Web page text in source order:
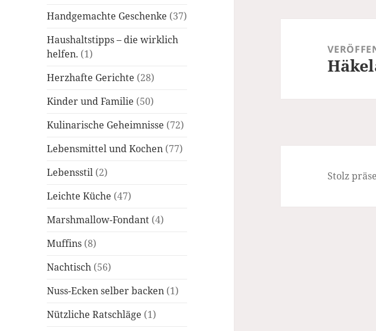
Handgemachte Geschenke (37)
Haushaltstipps – die wirklich
helfen. (1)
Herzhafte Gerichte (28)
Kinder und Familie (50)
Kulinarische Geheimnisse (72)
Lebensmittel und Kochen (77)
Lebensstil (2)
Leichte Küche (47)
Marshmallow-Fondant (4)
Muffins (8)
Nachtisch (56)
Nuss-Ecken selber backen (1)
Nützliche Ratschläge (1)
Stolz